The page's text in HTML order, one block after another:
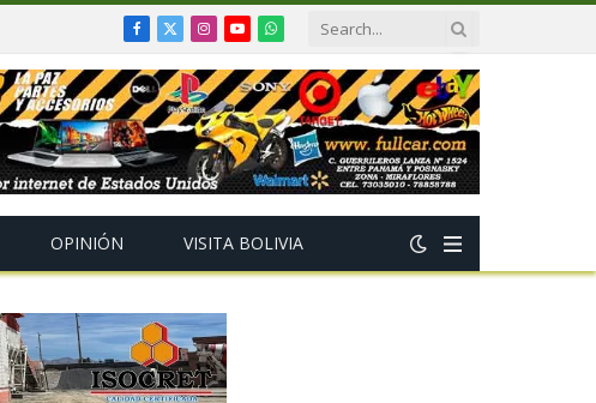
Facebook
X
(Twitter)
Instagram
YouTubeWhatsApp
OPINIÓN VISITA BOLIVIA